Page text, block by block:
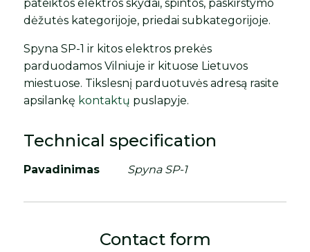
pateiktos elektros skydai, spintos, paskirstymo
dėžutės kategorijoje, priedai subkategorijoje.
Spyna SP-1 ir kitos elektros prekės
parduodamos Vilniuje ir kituose Lietuvos
miestuose. Tikslesnį parduotuvės adresą rasite
apsilankę kontaktų puslapyje.
Technical specification
Pavadinimas Spyna SP-1
Contact form